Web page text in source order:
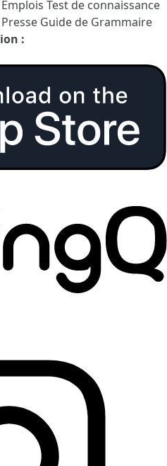
Emplois Test de connaissance
Guide de Grammaire
: